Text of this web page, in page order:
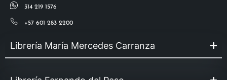
314 219 1576
+57 601 283 2200
Librería María Mercedes Carranza